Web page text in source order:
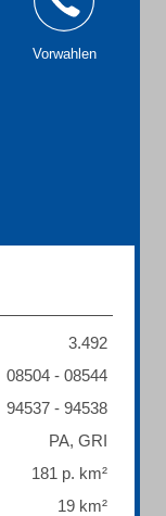
Vorwahlen
3.492
08504 - 08544
94537 - 94538
PA, GRI
181 p. km²
19 km²